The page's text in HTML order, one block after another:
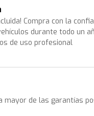
Compra con la
durante todo un
de uso profesional
mayor de las garantías